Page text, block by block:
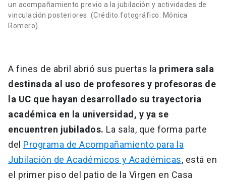
un acompañamiento previo a la jubilación y actividades de
vinculación posteriores. (Crédito fotográfico: Mónica
Romero)
A fines de abril abrió sus puertas la primera sala
destinada al uso de profesores y profesoras de
la UC que hayan desarrollado su trayectoria
académica en la universidad, y ya se
encuentren jubilados. La sala, que forma parte
del Programa de Acompañamiento para la
Jubilación de Académicos y Académicas, está en
el primer piso del patio de la Virgen en Casa